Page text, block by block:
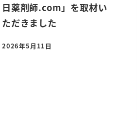
日薬剤師.com」を取材い
ただきました
投稿日
2026年5月11日